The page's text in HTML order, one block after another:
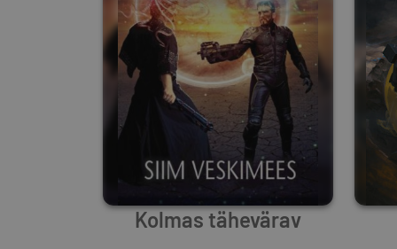
Kolmas tähevärav